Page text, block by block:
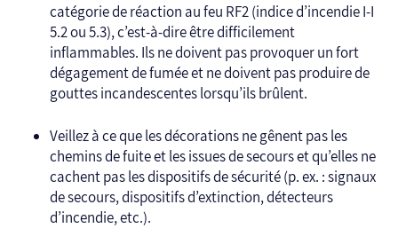
catégorie de réaction au feu RF2 (indice d’incendie I-I
5.2 ou 5.3), c’est-à-dire être difficilement
inflammables. Ils ne doivent pas provoquer un fort
dégagement de fumée et ne doivent pas produire de
gouttes incandescentes lorsqu’ils brûlent.
Veillez à ce que les décorations ne gênent pas les
chemins de fuite et les issues de secours et qu’elles ne
cachent pas les dispositifs de sécurité (p. ex. : signaux
de secours, dispositifs d’extinction, détecteurs
d’incendie, etc.).